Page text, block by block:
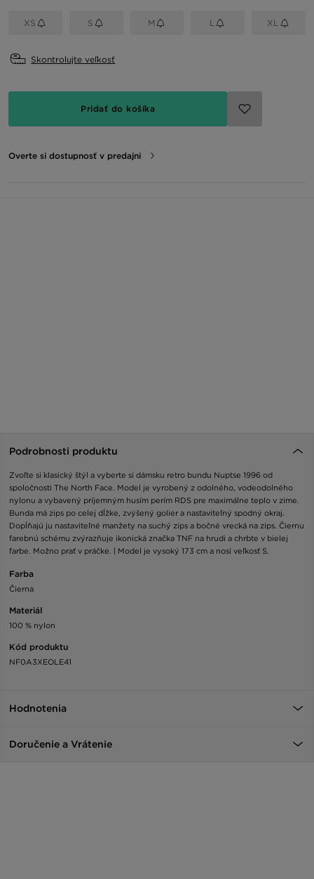
XS S M L XL
Skontrolujte veľkosť
Pridať do košíka
Overte si dostupnosť v predajni
Podrobnosti produktu
Zvoľte si klasický štýl a vyberte si dámsku retro bundu Nuptse 1996 od
spoločnosti The North Face. Model je vyrobený z odolného, vodeodolného
nylonu a vybavený príjemným husím perím RDS pre maximálne teplo v zime.
Bunda má zips po celej dĺžke, zvýšený golier a nastaviteľný spodný okraj.
Dopĺňajú ju nastaviteľné manžety na suchý zips a bočné vrecká na zips. Čiernu
farebnú schému zvýrazňuje ikonická značka TNF na hrudi a chrbte v bielej
farbe. Možno prať v práčke. | Model je vysoký 173 cm a nosí veľkosť S.
Farba
Čierna
Materiál
100 % nylon
Kód produktu
NF0A3XEOLE41
Hodnotenia
Doručenie a Vrátenie